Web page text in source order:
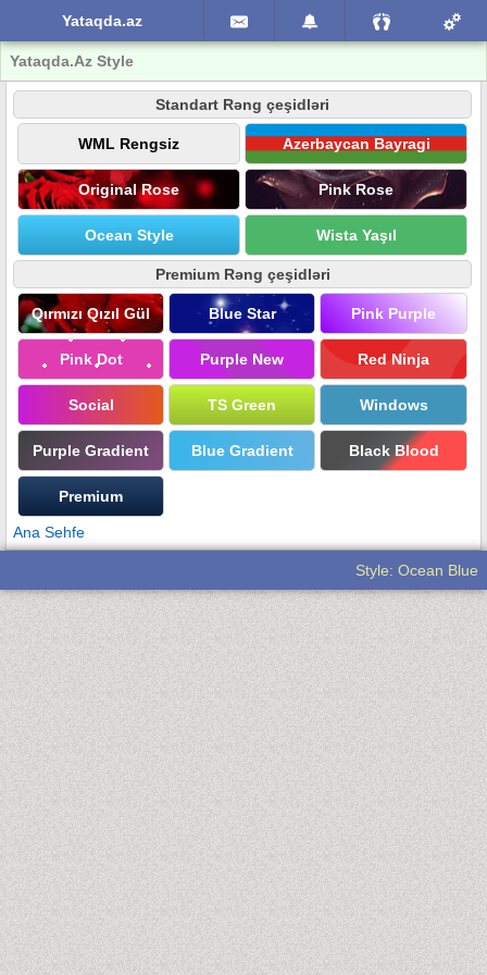
Yataqda.az
Yataqda.Az Style
Standart Rəng çeşidləri
WML Rengsiz Azerbaycan Bayragi
Original Rose Pink Rose
Ocean Style Wista Yaşıl
Premium Rəng çeşidləri
Qırmızı Qızıl Gül Blue Star Pink Purple
Pink Dot Purple New Red Ninja
Social TS Green Windows
Purple Gradient Blue Gradient Black Blood
Premium
Ana Sehfe
Style: Ocean Blue